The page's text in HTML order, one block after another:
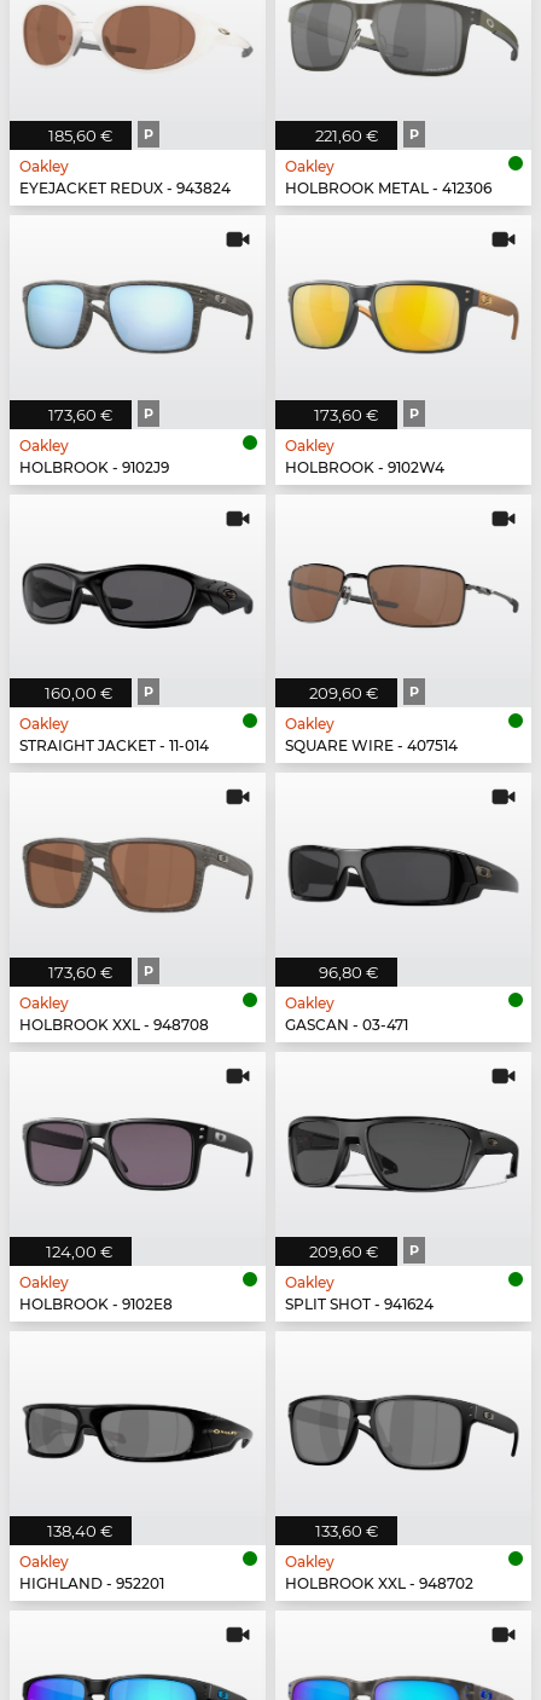
185,60 € P
Oakley
EYEJACKET REDUX - 943824
221,60 € P
Oakley
HOLBROOK METAL - 412306
173,60 € P
Oakley
HOLBROOK - 9102J9
173,60 € P
Oakley
HOLBROOK - 9102W4
160,00 € P
Oakley
STRAIGHT JACKET - 11-014
209,60 € P
Oakley
SQUARE WIRE - 407514
173,60 € P
Oakley
HOLBROOK XXL - 948708
96,80 €
Oakley
GASCAN - 03-471
124,00 €
Oakley
HOLBROOK - 9102E8
209,60 € P
Oakley
SPLIT SHOT - 941624
138,40 €
Oakley
HIGHLAND - 952201
133,60 €
Oakley
HOLBROOK XXL - 948702